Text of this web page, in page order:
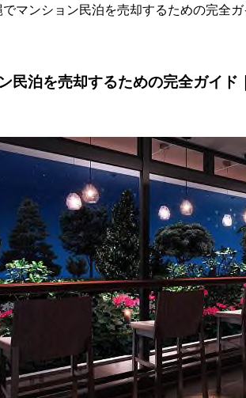
でマンション民泊を売却するための完全
民泊を売却するための完全ガイ